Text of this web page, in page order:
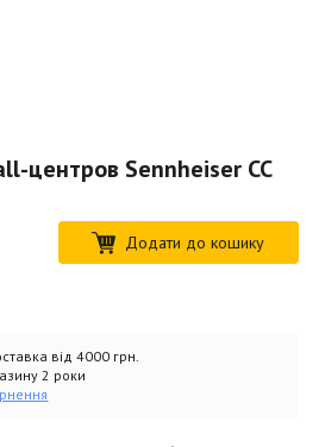
центров Sennheiser CC
Додати до кошику
від 4000 грн.
2 роки